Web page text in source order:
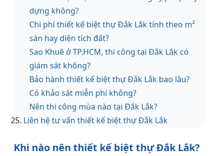
dựng không?
Chi phí thiết kế biệt thự Đắk Lắk tính theo m²
sàn hay diện tích đất?
Sao Khuê ở TP.HCM, thi công tại Đắk Lắk có
giám sát không?
Bảo hành thiết kế biệt thự Đắk Lắk bao lâu?
Có khảo sát miễn phí không?
Nên thi công mùa nào tại Đắk Lắk?
Liên hệ tư vấn thiết kế biệt thự Đắk Lắk
Khi nào nên thiết kế biệt thự Đắk Lắk?